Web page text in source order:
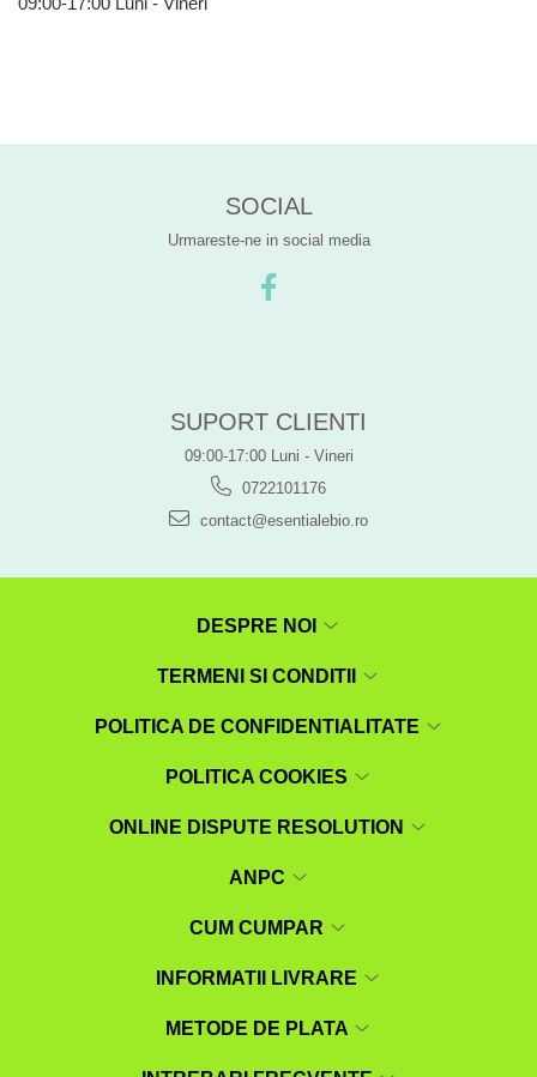
SOCIAL
Urmareste-ne in social media
SUPORT CLIENTI
09:00-17:00 Luni - Vineri
0722101176
contact@esentialebio.ro
DESPRE NOI
TERMENI SI CONDITII
POLITICA DE CONFIDENTIALITATE
POLITICA COOKIES
ONLINE DISPUTE RESOLUTION
ANPC
CUM CUMPAR
INFORMATII LIVRARE
METODE DE PLATA